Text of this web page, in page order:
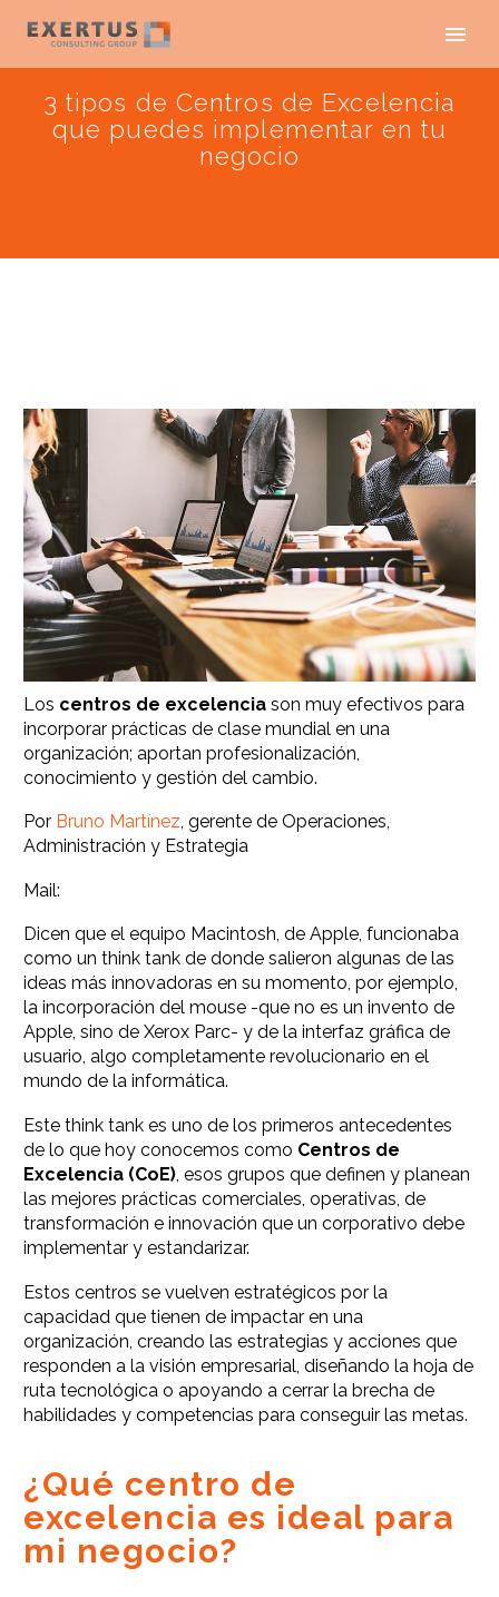
3 tipos de Centros de Excelencia
que puedes implementar en tu
negocio
Los centros de excelencia son muy efectivos para
incorporar prácticas de clase mundial en una
organización; aportan profesionalización,
conocimiento y gestión del cambio.
Por Bruno Martínez, gerente de Operaciones,
Administración y Estrategia
Mail:
Dicen que el equipo Macintosh, de Apple, funcionaba
como un think tank de donde salieron algunas de las
ideas más innovadoras en su momento, por ejemplo,
la incorporación del mouse -que no es un invento de
Apple, sino de Xerox Parc- y de la interfaz gráfica de
usuario, algo completamente revolucionario en el
mundo de la informática.
Este think tank es uno de los primeros antecedentes
de lo que hoy conocemos como Centros de
Excelencia (CoE), esos grupos que definen y planean
las mejores prácticas comerciales, operativas, de
transformación e innovación que un corporativo debe
implementar y estandarizar.
Estos centros se vuelven estratégicos por la
capacidad que tienen de impactar en una
organización, creando las estrategias y acciones que
responden a la visión empresarial, diseñando la hoja de
ruta tecnológica o apoyando a cerrar la brecha de
habilidades y competencias para conseguir las metas.
¿Qué centro de
excelencia es ideal para
mi negocio?